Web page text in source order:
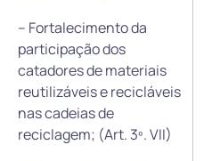
– Fortalecimento da
participação dos
catadores de materiais
reutilizáveis e recicláveis
nas cadeias de
reciclagem; (Art. 3º. VII)